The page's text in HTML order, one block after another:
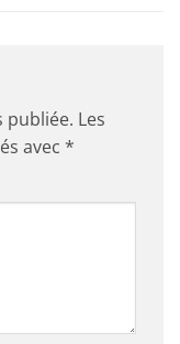
publiée. Les
avec *